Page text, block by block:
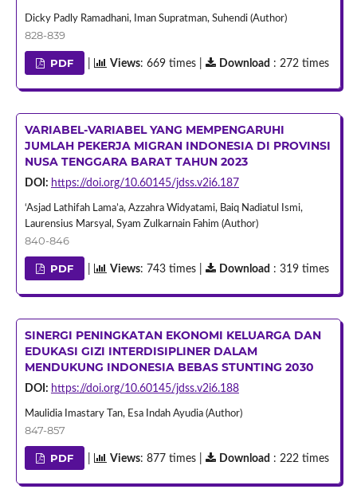
Dicky Padly Ramadhani, Iman Supratman, Suhendi (Author)
828-839
PDF Views: 669 times | Download : 272 times
VARIABEL-VARIABEL YANG MEMPENGARUHI
JUMLAH PEKERJA MIGRAN INDONESIA DI PROVINSI
NUSA TENGGARA BARAT TAHUN 2023
DOI: https://doi.org/10.60145/jdss.v2i6.187
‘Asjad Lathifah Lama’a, Azzahra Widyatami, Baiq Nadiatul Ismi,
Laurensius Marsyal, Syam Zulkarnain Fahim (Author)
840-846
PDF Views: 743 times | Download : 319 times
SINERGI PENINGKATAN EKONOMI KELUARGA DAN
EDUKASI GIZI INTERDISIPLINER DALAM
MENDUKUNG INDONESIA BEBAS STUNTING 2030
DOI: https://doi.org/10.60145/jdss.v2i6.188
Maulidia Imastary Tan, Esa Indah Ayudia (Author)
847-857
PDF Views: 877 times | Download : 222 times